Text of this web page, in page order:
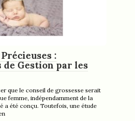
:
Gestion par les
que le conseil de grossesse serait
femme, indépendamment de la
a été conçu. Toutefois, une étude